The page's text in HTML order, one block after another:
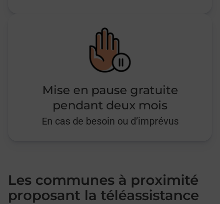
Mise en pause gratuite
pendant deux mois
En cas de besoin ou d’imprévus
Les communes à proximité
proposant la téléassistance